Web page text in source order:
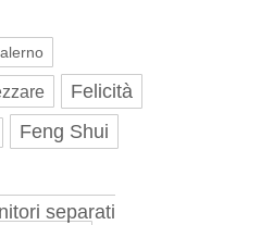
Felicità
Feng Shui
separati